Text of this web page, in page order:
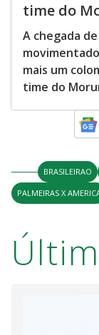
time do
A chegada
mais um
time do
BRASILEIRAO
PALMEIRAS X